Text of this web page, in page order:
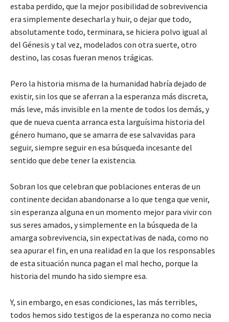
estaba perdido, que la mejor posibilidad de sobrevivencia
era simplemente desecharla y huir, o dejar que todo,
absolutamente todo, terminara, se hiciera polvo igual al
del Génesis y tal vez, modelados con otra suerte, otro
destino, las cosas fueran menos trágicas.
Pero la historia misma de la humanidad habría dejado de
existir, sin los que se aferran a la esperanza más discreta,
más leve, más invisible en la mente de todos los demás, y
que de nueva cuenta arranca esta larguísima historia del
género humano, que se amarra de ese salvavidas para
seguir, siempre seguir en esa búsqueda incesante del
sentido que debe tener la existencia.
Sobran los que celebran que poblaciones enteras de un
continente decidan abandonarse a lo que tenga que venir,
sin esperanza alguna en un momento mejor para vivir con
sus seres amados, y simplemente en la búsqueda de la
amarga sobrevivencia, sin expectativas de nada, como no
sea apurar el fin, en una realidad en la que los responsables
de esta situación nunca pagan el mal hecho, porque la
historia del mundo ha sido siempre esa.
Y, sin embargo, en esas condiciones, las más terribles,
todos hemos sido testigos de la esperanza no como necia